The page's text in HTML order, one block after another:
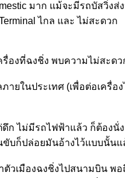
มาก แม้จะมีรถบัสวิ่ง
ไกล และ ไม่สะดวก
รื่องที่ฉงชิ่ง พบความไม่สะด
ายในประเทศ (เพื่อต่อเครื่
ก ไม่มีรถไฟฟ้าแล้ว ก็ต้อง
ขับก็ปล่อยมันอ้างไว้แบบนั้น
วเมืองฉงชิ่งไปสนามบิน